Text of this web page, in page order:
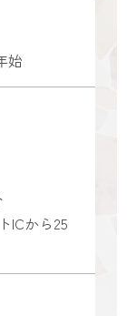
始
ICから25